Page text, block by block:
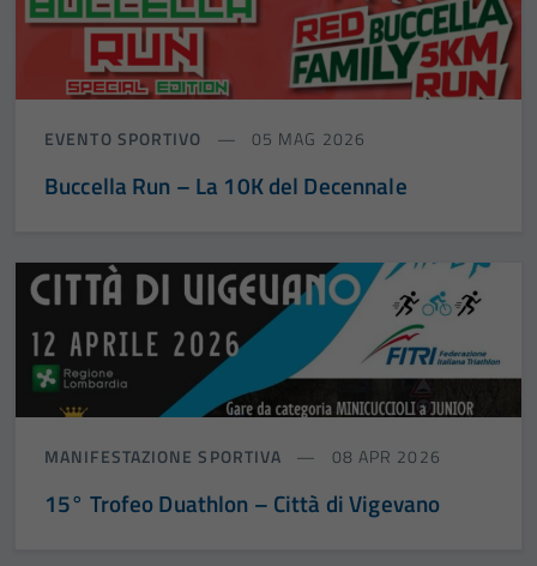
EVENTO SPORTIVO 05 MAG 2026
Buccella Run – La 10K del Decennale
MANIFESTAZIONE SPORTIVA 08 APR 2026
15° Trofeo Duathlon – Città di Vigevano